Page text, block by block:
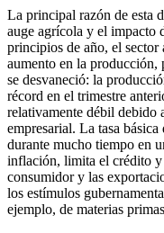
La principal razón de esta
auge agrícola y el impacto
principios de año, el
aumento en la producción,
se desvaneció: la
récord en el trimestre
relativamente débil debido
empresarial. La tasa
durante mucho tiempo en
inflación, limita el crédito
consumidor y las
los estímulos
ejemplo, de materias